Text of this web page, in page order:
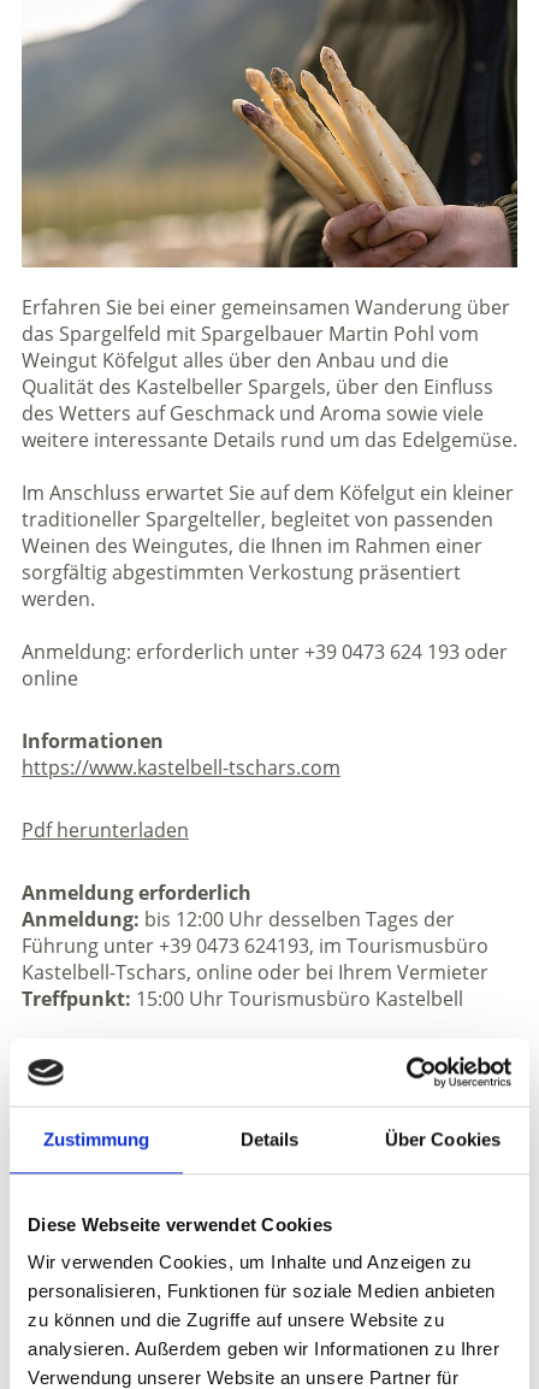
Zustimmung Details Über Cookies
Diese Webseite verwendet Cookies
Wir verwenden Cookies, um Inhalte und Anzeigen zu
personalisieren, Funktionen für soziale Medien anbieten
zu können und die Zugriffe auf unsere Website zu
analysieren. Außerdem geben wir Informationen zu Ihrer
Verwendung unserer Website an unsere Partner für
Erfahren Sie bei einer gemeinsamen Wanderung über
das Spargelfeld mit Spargelbauer Martin Pohl vom
Weingut Köfelgut alles über den Anbau und die
Qualität des Kastelbeller Spargels, über den Einfluss
des Wetters auf Geschmack und Aroma sowie viele
weitere interessante Details rund um das Edelgemüse.
Im Anschluss erwartet Sie auf dem Köfelgut ein kleiner
traditioneller Spargelteller, begleitet von passenden
Weinen des Weingutes, die Ihnen im Rahmen einer
sorgfältig abgestimmten Verkostung präsentiert
werden.
Anmeldung: erforderlich unter +39 0473 624 193 oder
online
Informationen
https://www.kastelbell-tschars.com
Pdf herunterladen
Anmeldung erforderlich
Anmeldung: bis 12:00 Uhr desselben Tages der
Führung unter +39 0473 624193, im Tourismusbüro
Kastelbell-Tschars, online oder bei Ihrem Vermieter
Treffpunkt: 15:00 Uhr Tourismusbüro Kastelbell
Veranstaltungsort
Tourismusbüro Kastelbell-Tschars - Kastelbell-Tschars
Veranstalter
Tourismusverein Kastelbell Tschars
Kastelbell-Tschars
info@kastelbell-tschars.com
www.kastelbell-tschars.com
Tel.+39 0473 624193